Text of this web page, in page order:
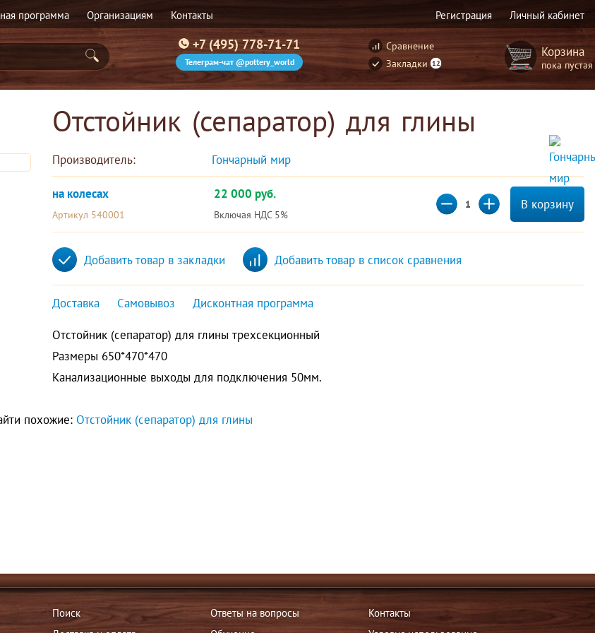
программа Организациям Контакты Регистрация Личный кабинет
+7 (495) 778-71-71
Телеграм-чат @pottery_world
Сравнение
Закладки12
Корзина
пока пустая
Отстойник (сепаратор) для глины
Производитель: Гончарный мир
на колесах
Артикул 540001
22 000 руб.
Включая НДС 5%
В корзину
Добавить товар в закладки Добавить товар в список сравнения
Доставка Самовывоз Дисконтная программа
Отстойник (сепаратор) для глины трехсекционный
Размеры 650*470*470
Канализационные выходы для подключения 50мм.
похожие: Отстойник (сепаратор) для глины
Поиск
Ответы на вопросы
Контакты